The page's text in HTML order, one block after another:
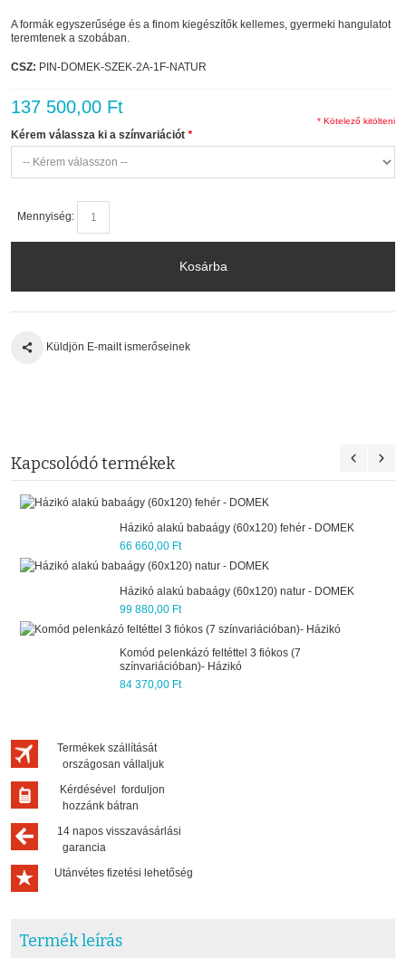
A formák egyszerűsége és a finom kiegészítők kellemes, gyermeki hangulatot
teremtenek a szobában.
CSZ: PIN-DOMEK-SZEK-2A-1F-NATUR
137 500,00 Ft
*
Kérem válassza ki a színvariációt
* Kötelező kitölteni
Mennyiség:
Kosárba
Küldjön E-mailt ismerőseinek
Kapcsolódó termékek
113 080,00 Ft
Termékek szállítását
országosan vállaljuk
Kérdésével forduljon
hozzánk bátran
14 napos visszavásárlási
garancia
Utánvétes fizetési lehetőség
Termék leírás